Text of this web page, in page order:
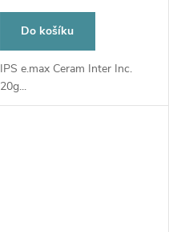
Do košíku
IPS e.max Ceram Inter Inc.
20g...